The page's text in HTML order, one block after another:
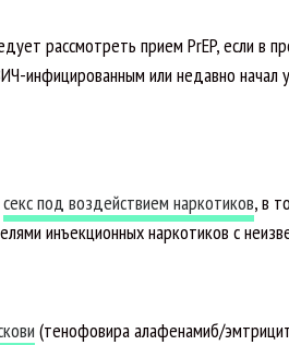
рассмотреть прием PrEP, если в
инфицированным или недавно начал
секс под воздействием наркотиков, в
инъекционных наркотиков с
(тенофовира алафенамиб/